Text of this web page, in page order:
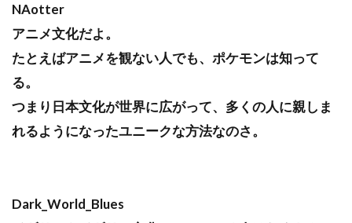
NAotter
アニメ文化だよ。
たとえばアニメを観ない人でも、ポケモンは知って
る。
つまり日本文化が世界に広がって、多くの人に親しま
れるようになったユニークな方法なのさ。
Dark_World_Blues